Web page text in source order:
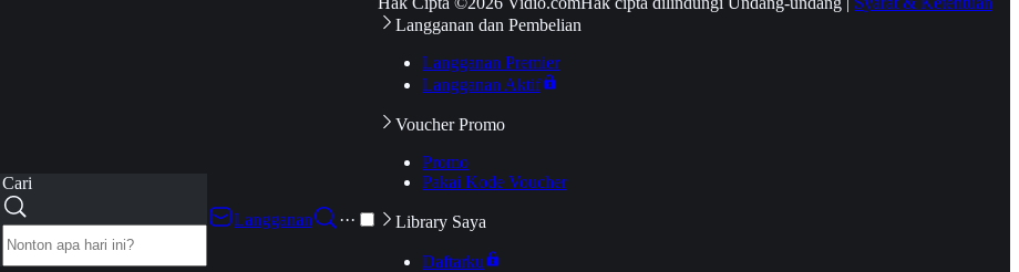
Cari
Langganan
···
Langganan dan Pembelian
Langganan Premier
Langganan Aktif
Voucher Promo
Promo
Pakai Kode Voucher
Library Saya
Daftarku